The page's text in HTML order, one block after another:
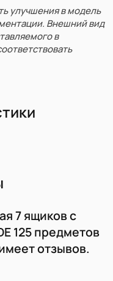
улучшения в модель
Внешний вид
в
7 ящиков с
125 предметов
отзывов.